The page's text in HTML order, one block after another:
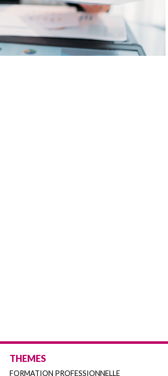
THEMES
FORMATION PROFESSIONNELLE